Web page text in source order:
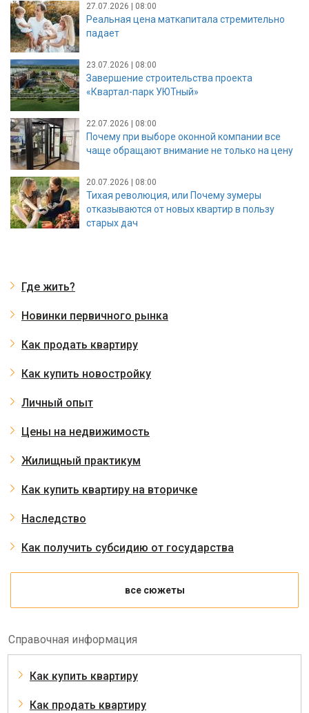
27.07.2026 | 08:00
Реальная цена маткапитала стремительно
падает
23.07.2026 | 08:00
Завершение строительства проекта
«Квартал-парк УЮТный»
22.07.2026 | 08:00
Почему при выборе оконной компании все
чаще обращают внимание не только на цену
20.07.2026 | 08:00
Тихая революция, или Почему зумеры
отказываются от новых квартир в пользу
старых дач
Где жить?
Новинки первичного рынка
Как продать квартиру
Как купить новостройку
Личный опыт
Цены на недвижимость
Жилищный практикум
Как купить квартиру на вторичке
Наследство
Как получить субсидию от государства
все сюжеты
Справочная информация
Как купить квартиру
Как продать квартиру